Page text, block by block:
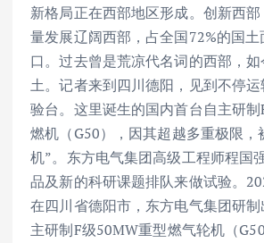
新格局正在西部地区形成。创新西
量发展辽阔西部，占全国72%的国
口。过去曾是荒凉代名词的西部，
土。记者来到四川德阳，见到不停
验台。这里诞生的国内首台自主研
燃机（G50），因其超越多重极限，
机”。东方电气集团高级工程师程国
品及新的科研课题排队来做试验。
在四川省德阳市，东方电气集团研
主研制F级50MW重型燃气轮机（